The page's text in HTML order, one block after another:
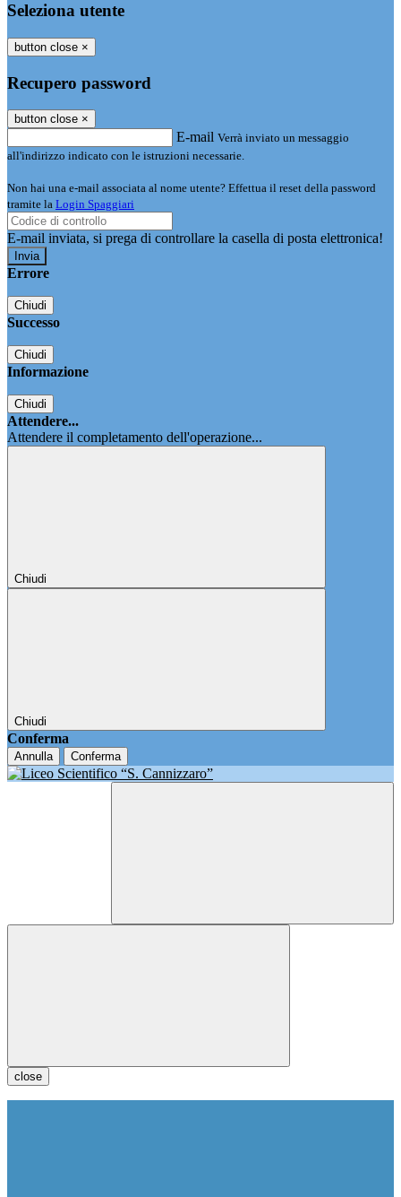
Seleziona utente
button close ×
Recupero password
button close ×
E-mail Verrà inviato un messaggio
all'indirizzo indicato con le istruzioni necessarie.
Non hai una e-mail associata al nome utente? Effettua il reset della password
tramite la Login Spaggiari
E-mail inviata, si prega di controllare la casella di posta elettronica!
Errore
Chiudi
Successo
Chiudi
Informazione
Chiudi
Attendere...
Attendere il completamento dell'operazione...
Chiudi
Chiudi
Conferma
Annulla Conferma
close